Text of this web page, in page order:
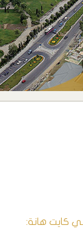
كايت هانة: